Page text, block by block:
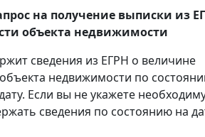
на получение выписки из
объекта недвижимости
сведения из ЕГРН о величине
недвижимости по
Если вы не укажете
сведения по состоянию на